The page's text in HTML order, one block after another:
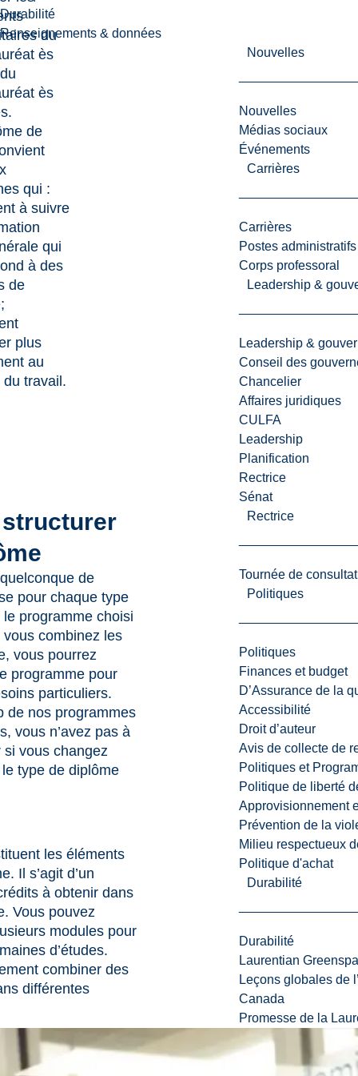
Durabilité
Renseignements & données
Nouvelles
Nouvelles
Médias sociaux
Événements
Carrières
Carrières
Postes
Corps professoral
Leadership &
Leadership &
Conseil des
Chancelier
Affaires juridiques
CULFA
Leadership
Planification
Rectrice
Sénat
Rectrice
Tournée de
Politiques
Politiques
Finances et budget
D’Assurance de la
Accessibilité
Droit d’auteur
Avis de collecte de
Politiques et
Politique de liberté
Approvisionnement
Prévention de la
Milieu respectueux
Politique d'achat
Durabilité
Durabilité
Laurentian
Leçons globales de
Canada
Promesse de la
du
ès
ès
.
de
qui :
à suivre
qui
à des
de
plus
au
travail.
de
pour chaque type
programme choisi
combinez les
vous pourrez
programme pour
particuliers.
de nos programmes
vous n’avez pas à
vous changez
type de diplôme
les éléments
Il s’agit d’un
à obtenir dans
Vous pouvez
modules pour
d’études.
combiner des
différentes
Crédits